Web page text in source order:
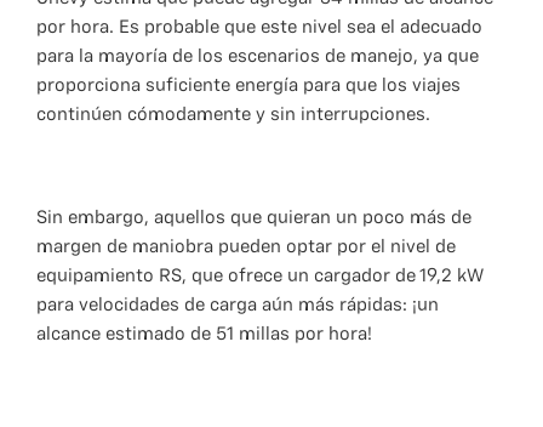
por hora. Es probable que este nivel sea el adecuado
para la mayoría de los escenarios de manejo, ya que
proporciona suficiente energía para que los viajes
continúen cómodamente y sin interrupciones.
Sin embargo, aquellos que quieran un poco más de
margen de maniobra pueden optar por el nivel de
equipamiento RS, que ofrece un cargador de 19,2 kW
para velocidades de carga aún más rápidas: ¡un
alcance estimado de 51 millas por hora!